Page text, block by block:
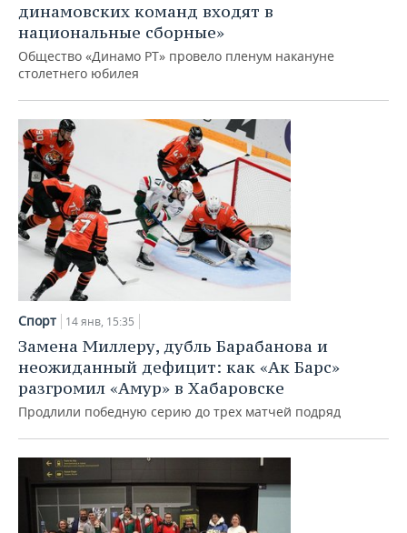
динамовских команд входят в
национальные сборные»
Общество «Динамо РТ» провело пленум накануне
столетнего юбилея
Спорт 14 янв, 15:35
Замена Миллеру, дубль Барабанова и
неожиданный дефицит: как «Ак Барс»
разгромил «Амур» в Хабаровске
Продлили победную серию до трех матчей подряд